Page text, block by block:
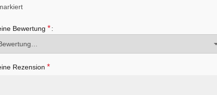
Bewertung *
Rezension *